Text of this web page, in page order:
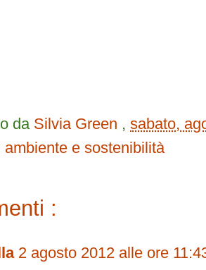
da Silvia Green , sabato,
ambiente e sostenibilità
:
2 agosto 2012 alle ore